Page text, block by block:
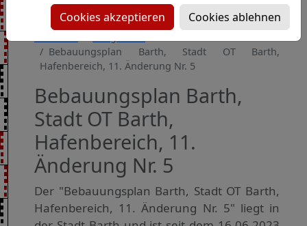
Bebauungsplan Barth, Stadt OT Barth,
Hafenbereich, 11. Änderung Nr. 5
Bebauungsplan Barth,
Stadt OT Barth,
Hafenbereich, 11.
Änderung Nr. 5
Der "Bebauungsplan Barth, Stadt OT Barth,
Hafenbereich, 11. Änderung Nr. 5" liegt in
Cookies akzeptieren Cookies ablehnen